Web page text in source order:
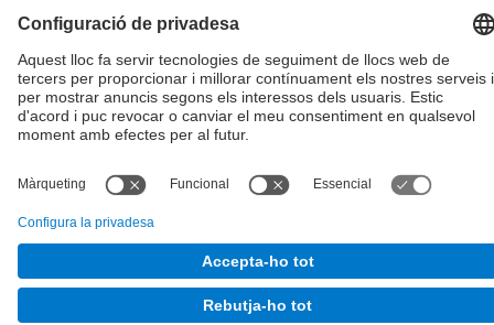
Configuració de privadesa
Sobre aquesta web- Seu Electrònica - Contacte -Accessibilitat -Avís legal